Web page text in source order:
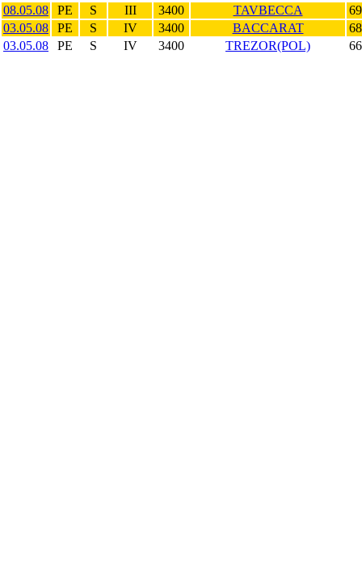
08.05.08
PE S III 3400 TAVBECCA
03.05.08
PE S IV 3400 BACCARAT
03.05.08
PE S IV 3400 TREZOR(POL)